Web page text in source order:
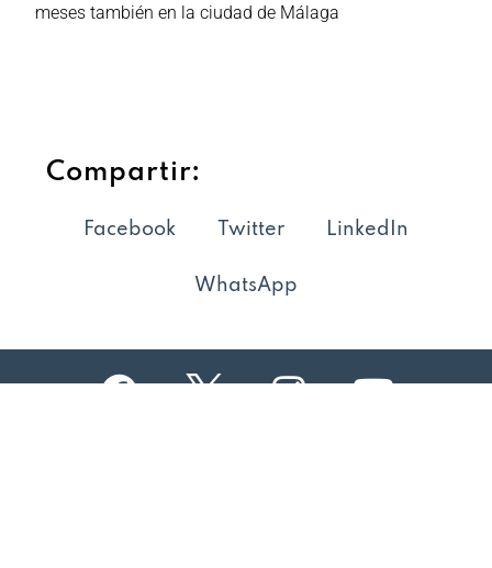
meses también en la ciudad de Málaga
Compartir:
Facebook Twitter LinkedIn
WhatsApp